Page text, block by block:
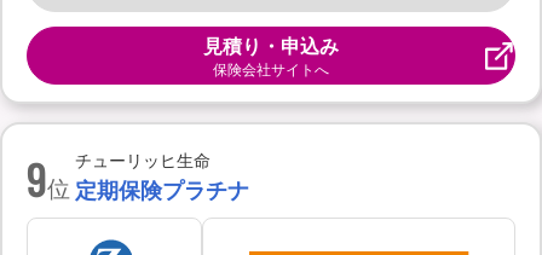
見積り・申込み
保険会社サイトへ
9位
チューリッヒ生命
定期保険プラチナ